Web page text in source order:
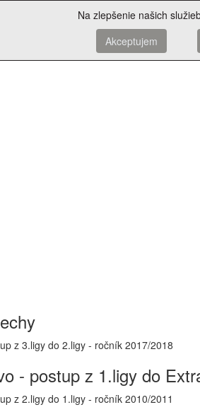
Na zlepšenie našich
Akceptujem
z 3.ligy do 2.ligy - ročník 2017/2018
- postup z 1.ligy do
z 2.ligy do 1.ligy - ročník 2010/2011